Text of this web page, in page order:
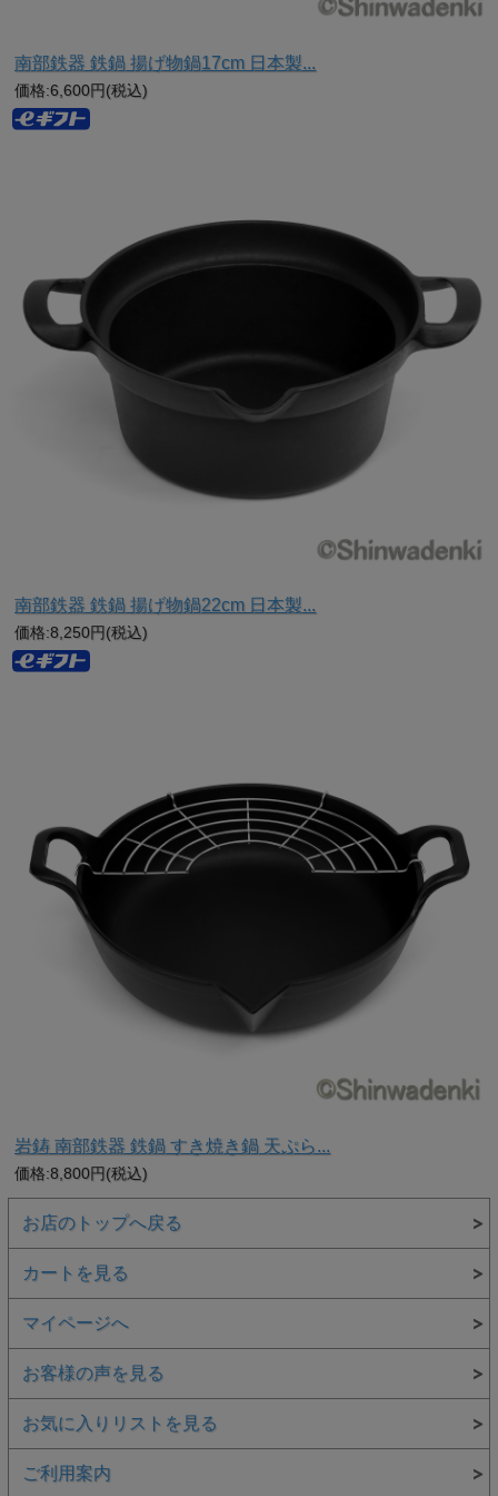
ロでもお使いいただけます。
引っ越しや買い替えがあっても、長く愛用していただける安
心設計です。
※IH調理器の揚げ物モードではご使用になれません。
火力を調整しながら通常モードでご使用ください。
※刻印デザインは、製造ロットにより異なる場合がございま
鉄鍋だからこその体に嬉しい効果
鉄鍋で加熱すると食材と反応して微量の鉄分が溶け出しま
す。
南部鉄器 鉄鍋 揚げ物鍋17cm 日本製...
価格:6,600円(税込)
南部鉄器 鉄鍋 揚げ物鍋22cm 日本製...
価格:8,250円(税込)
岩鋳 南部鉄器 鉄鍋 すき焼き鍋 天ぷら...
価格:8,800円(税込)
お店のトップへ戻る
カートを見る
マイページへ
お客様の声を見る
お気に入りリストを見る
ご利用案内